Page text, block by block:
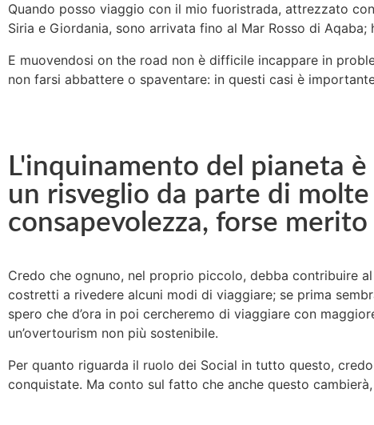
Quando posso viaggio con il mio fuoristrada, attrezzato
Siria e Giordania, sono arrivata fino al Mar Rosso di
E muovendosi on the road non è difficile incappare in
non farsi abbattere o spaventare: in questi casi è
L'inquinamento del pianeta
un risveglio da parte di
consapevolezza, forse
Credo che ognuno, nel proprio piccolo, debba contribuire
costretti a rivedere alcuni modi di viaggiare; se prima
spero che d’ora in poi cercheremo di viaggiare con
un’overtourism non più sostenibile.
Per quanto riguarda il ruolo dei Social in tutto questo,
conquistate. Ma conto sul fatto che anche questo